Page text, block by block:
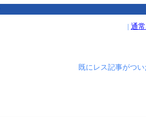
| 通
既にレス記事がつ